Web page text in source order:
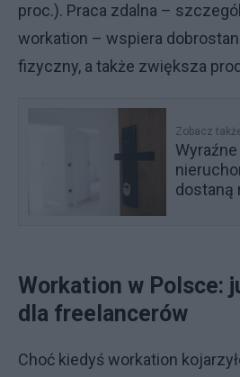
proc.). Praca zdalna –
workation – wspiera
fizyczny, a także zwiększa
Zobacz
dostaną
Workation w Polsce:
dla freelancerów
Choć kiedyś workation